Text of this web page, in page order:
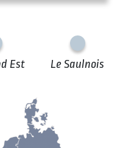
Est Le Saulnois